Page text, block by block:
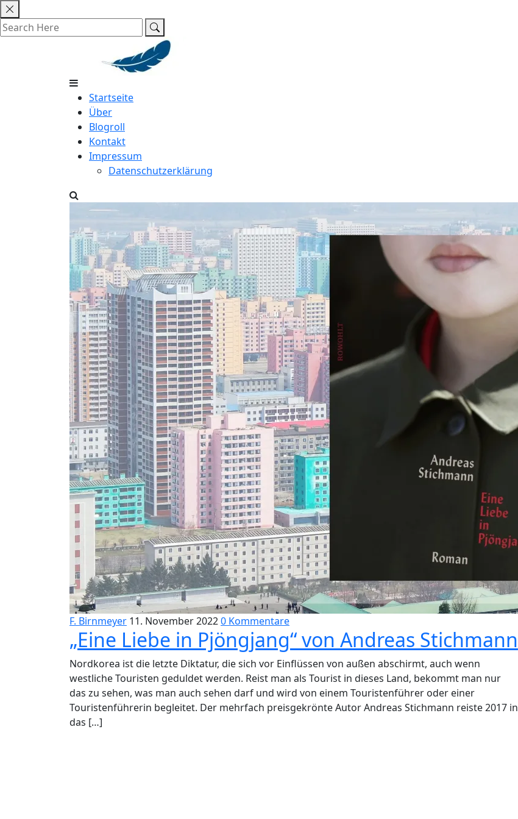
Skip
to
content
Startseite
Über
Blogroll
Kontakt
Impressum
Datenschutzerklärung
F. Birnmeyer 11. November 20220 Kommentare
„Eine Liebe in Pjöngjang“ von Andreas Stichmann
Nordkorea ist die letzte Diktatur, die sich vor Einflüssen von außen abschirmt, auch wenn
westliche Touristen geduldet werden. Reist man als Tourist in dieses Land, bekommt man nur
das zu sehen, was man auch sehen darf und wird von einem Touristenführer oder einer
Touristenführerin begleitet. Der mehrfach preisgekrönte Autor Andreas Stichmann reiste 2017 in
das […]